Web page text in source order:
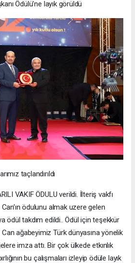
Ödülü’ne layık görüldü
taçlandırıldı
VAKIF ÖDULU verildi. İlteriş vakfı
ödulunu almak uzere gelen
ödül takdım edildi.. Ödül için teşekkür
ağabeyimiz Türk dünyasına yönelik
imza attı. Bir çok ülkede etkınlık
bu çalışmaları izleyip ödüle layık